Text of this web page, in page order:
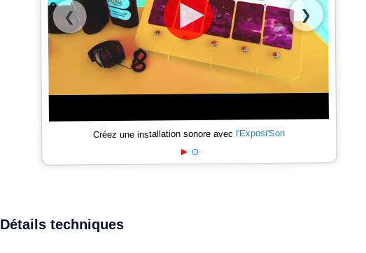
❮ ❯
Créez une installation sonore avecl'Exposi'Son
Détails techniques